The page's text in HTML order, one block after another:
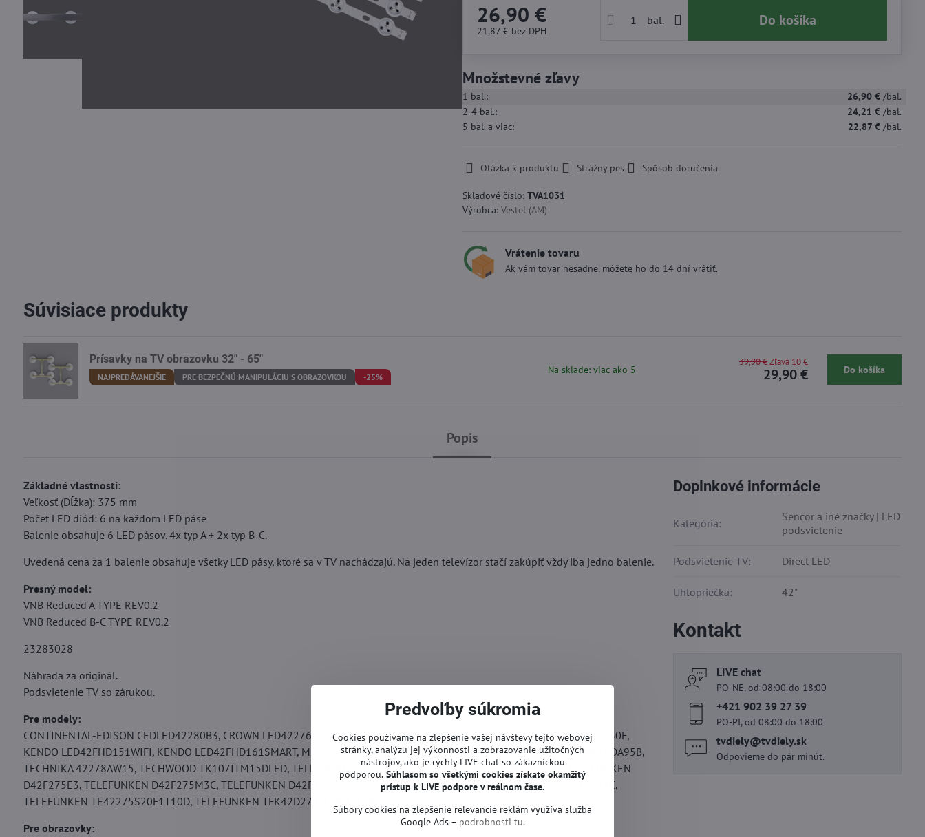
26,90 €
21,87 € bez DPH
bal. Do košíka
Množstevné zľavy
1 bal.: 26,90 € /bal.
2-4bal.: 24,21 € /bal.
5 bal.a viac: 22,87 € /bal.
Otázka k produktu Strážny pes Spôsob doručenia
Skladové číslo: TVA1031
Výrobca: Vestel (AM)
Vrátenie tovaru
Ak vám tovar nesadne, môžete ho do 14 dní vrátiť.
Popis
Základné vlastnosti:
Veľkosť (Dĺžka): 375 mm
Počet LED diód: 6 na každom LED páse
Balenie obsahuje 6 LED pásov. 4x typ A + 2x typ B-C.
Uvedená cena za 1 balenie obsahuje všetky LED pásy, ktoré sa v TV nachádzajú. Na jeden televízor stačí zakúpiť vždy iba jedno balenie.
Presný model:
VNB Reduced A TYPE REV0.2
VNB Reduced B-C TYPE REV0.2
23283028
Náhrada za originál.
Podsvietenie TV so zárukou.
Pre modely:
CONTINENTAL-EDISON CEDLED42280B3, CROWN LED42276, FINLUX 42FLHYR274S, HITACHI 42HYT42U, HORIZON 42HL730F,
KENDO LED42FHD151WIFI, KENDO LED42FHD161SMART, MEDION MD30889DEA, MEDION MD31010DEA, ORAVA LT1089LEDA95B,
TECHNIKA 42278AW15, TECHWOOD TK107ITM15DLED, TELEFUNKEN D42F275A3CWI, TELEFUNKEN D42F275B3, TELEFUNKEN
D42F275E3, TELEFUNKEN D42F275M3C, TELEFUNKEN D42F275N3C, TELEFUNKEN D42F275X3, TELEFUNKEN D42F275X3C,
TELEFUNKEN TE42275S20F1T10D, TELEFUNKEN TFK42D273FHDCX a iné.
Pre obrazovky:
Doplnkové informácie
Kategória:
Sencor a iné značky | LED
podsvietenie
Podsvietenie TV: Direct LED
Uhlopriečka: 42"
Kontakt
LIVE chat
PO-NE, od 08:00 do 18:00
+421 902 39 27 39
PO-PI, od 08:00 do 18:00
tvdiely​@tvdiely​.sk
Odpovieme do pár minút.
Súvisiace produkty
Prísavky na TV obrazovku 32" - 65"
NAJPREDÁVANEJŠIE PRE BEZPEČNÚ MANIPULÁCIU S OBRAZOVKOU -25%
Na sklade: viac ako 5 29,90 €
39,90 € Zľava 10 €
Do košíka
Predvoľby súkromia
Cookies používame na zlepšenie vašej návštevy tejto webovej
stránky, analýzu jej výkonnosti a zobrazovanie užitočných
nástrojov, ako je rýchly LIVE chat so zákazníckou
podporou. Súhlasom so všetkými cookies získate okamžitý
prístup k LIVE podpore v reálnom čase.
Súbory cookies na zlepšenie relevancie reklám využíva služba
Google Ads – podrobnosti tu.